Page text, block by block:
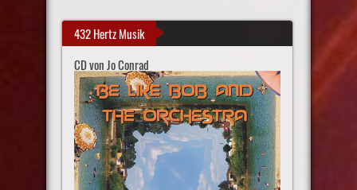
432 Hertz Musik
CD von Jo Conrad